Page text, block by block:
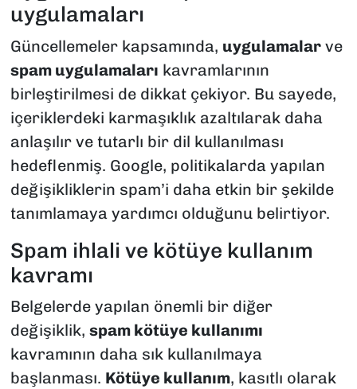
uygulamaları
Güncellemeler kapsamında, uygulamalarve
spam uygulamaları kavramlarının
birleştirilmesi de dikkat çekiyor. Bu sayede,
içeriklerdeki karmaşıklık azaltılarak daha
anlaşılır ve tutarlı bir dil kullanılması
hedeflenmiş. Google, politikalarda yapılan
değişikliklerin spam’i daha etkin bir şekilde
tanımlamaya yardımcı olduğunu belirtiyor.
Spam ihlali ve kötüye kullanım
kavramı
Belgelerde yapılan önemli bir diğer
değişiklik, spam kötüye kullanımı
kavramının daha sık kullanılmaya
başlanması. Kötüye kullanım, kasıtlı olarak